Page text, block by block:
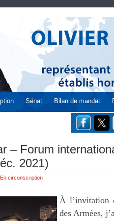
Sénat Bilan de mandat
– Forum
2021)
En circonscription
À
des Armées,